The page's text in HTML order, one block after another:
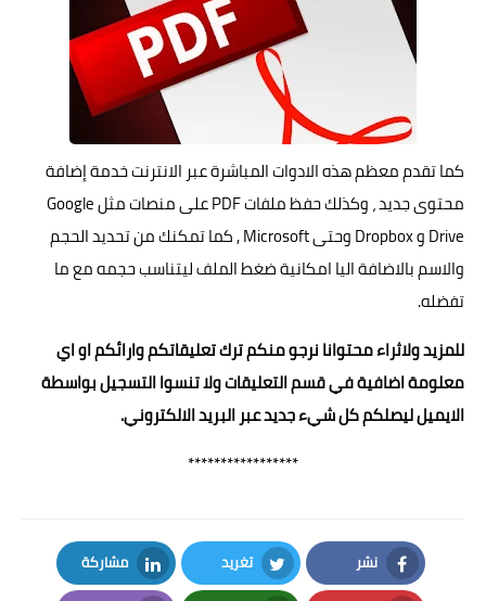
كما تقدم معظم هذه الادوات المباشرة عبر الانترنت خدمة إضافة
محتوى جديد ، وكذلك حفظ ملفات PDF على منصات مثل Google
Drive و Dropbox وحتى Microsoft , كما تمكنك من تحديد الحجم
والاسم بالاضافة اليا امكانية ضغط الملف ليتناسب حجمه مع ما
تفضله.
للمزيد ولاثراء محتوانا نرجو منكم ترك تعليقاتكم وارائكم او اي
معلومة اضافية في قسم التعليقات ولا تنسوا التسجيل بواسطة
الايميل ليصلكم كل شيء جديد عبر البريد الالكتروني.
*****************
نشر
Facebook
تغريد
Twitter
مشاركة
LinkedIn